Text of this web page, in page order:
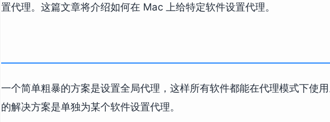
置代理。这篇文章将介绍如何在 Mac 上给特定软件设置代理。
一个简单粗暴的方案是设置全局代理，这样所有软件都能在代理模式下使
的解决方案是单独为某个软件设置代理。